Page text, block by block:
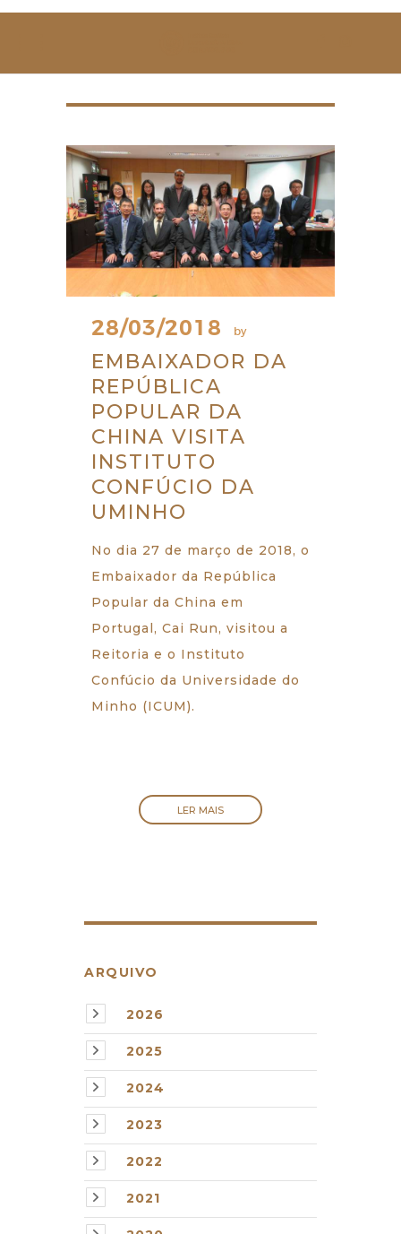
ESTUDAR
NOTÍCIAS
GALERIA
CONTACTOS
28/03/2018 by
EMBAIXADOR DA
REPÚBLICA
POPULAR DA
CHINA VISITA
INSTITUTO
CONFÚCIO DA
UMINHO
No dia 27 de março de 2018, o
Embaixador da República
Popular da China em
Portugal, Cai Run, visitou a
Reitoria e o Instituto
Confúcio da Universidade do
Minho (ICUM).
LER MAIS
ARQUIVO
2026
2025
2024
2023
2022
2021